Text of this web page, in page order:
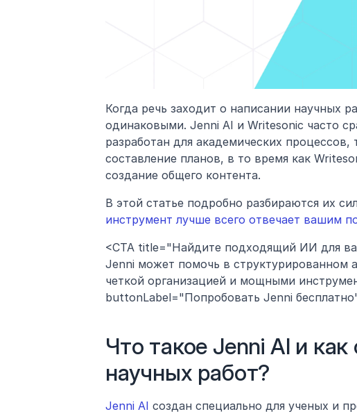
Когда речь заходит о написании научных
одинаковыми. Jenni AI и Writesonic часто
разработан для академических
составление планов, в то время как
создание общего контента.
В этой статье подробно разбираются их
инструмент лучше всего отвечает вашим
<CTA title="Найдите подходящий ИИ для
Jenni может помочь в структурированном
четкой организацией и мощными
buttonLabel="Попробовать Jenni
Что такое Jenni AI и
научных работ?
Jenni AI создан специально для ученых и